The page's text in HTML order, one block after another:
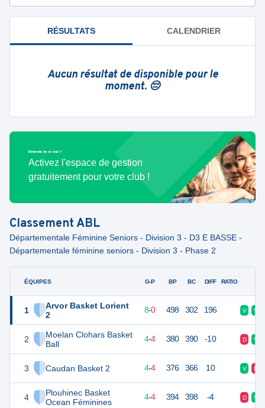
RÉSULTATS CALENDRIER
Aucun résultat de disponible pour le
moment. 😔
Bénévole de ce club ?
Activez l'espace de gestion
gratuitement pour votre club !
ClassementABL
Départementale Féminine Seniors - Division 3 - D3 E BASSE -
Départementale féminine seniors - Division 3 - Phase 2
ÉQUIPES
1
Arvor Basket Lorient
2
2
Moelan Clohars Basket
Ball
3 Caudan Basket 2
4
Plouhinec Basket
Ocean Féminines
G-P BP BC DIFF RATIO
16 8 8-0 498 302 196 V V
12 8 4-4 380 390 -10 D V
12 4-4 376 366 10 V D
12 4-4 394 398 -4 D V